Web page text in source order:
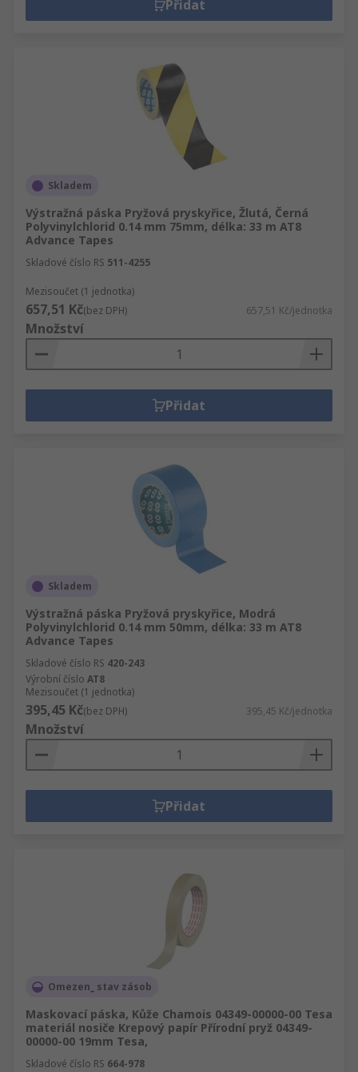
Přidat
Skladem
Výstražná páska Pryžová pryskyřice, Žlutá, Černá
Polyvinylchlorid 0.14 mm 75mm, délka: 33 m AT8
Advance Tapes
Skladové číslo RS 511-4255
Mezisoučet (1 jednotka)
657,51 Kč(bez DPH) 657,51 Kč/jednotka
Množství
Přidat
Skladem
Výstražná páska Pryžová pryskyřice, Modrá
Polyvinylchlorid 0.14 mm 50mm, délka: 33 m AT8
Advance Tapes
Skladové číslo RS 420-243
Výrobní číslo AT8
Mezisoučet (1 jednotka)
395,45 Kč(bez DPH) 395,45 Kč/jednotka
Množství
Přidat
Omezen_ stav zásob
Maskovací páska, Kůže Chamois 04349-00000-00 Tesa
materiál nosiče Krepový papír Přírodní pryž 04349-
00000-00 19mm Tesa,
Skladové číslo RS 664-978